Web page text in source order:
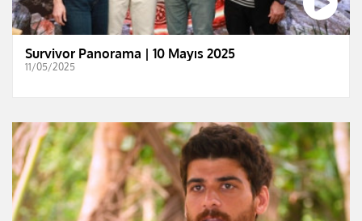
Survivor Panorama | 10 Mayıs 2025
11/05/2025